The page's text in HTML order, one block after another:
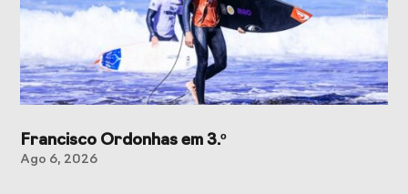
Francisco Ordonhas em 3.º
Ago 6, 2026